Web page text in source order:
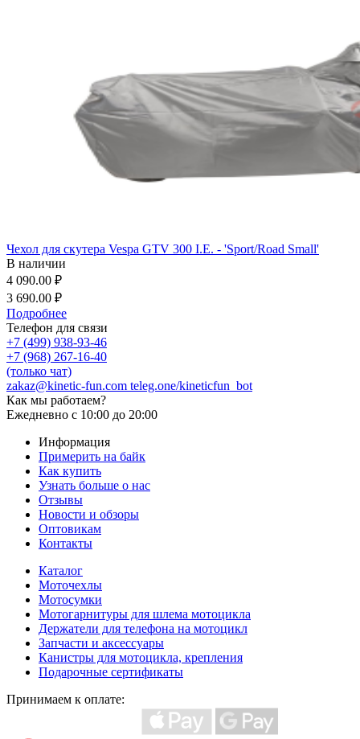
Чехол для скутера Vespa GTV 300 I.E. - 'Sport/Road Small'
В наличии
4 090.00 ₽
3 690.00 ₽
Подробнее
Телефон для связи
+7 (499) 938-93-46
+7 (968) 267-16-40
(только чат)
zakaz@kinetic-fun.com teleg.one/kineticfun_bot
Как мы работаем?
Ежедневно с 10:00 до 20:00
Информация
Примерить на байк
Как купить
Узнать больше о нас
Отзывы
Новости и обзоры
Оптовикам
Контакты
Каталог
Моточехлы
Мотосумки
Мотогарнитуры для шлема мотоцикла
Держатели для телефона на мотоцикл
Запчасти и аксессуары
Канистры для мотоцикла, крепления
Подарочные сертификаты
Принимаем к оплате: